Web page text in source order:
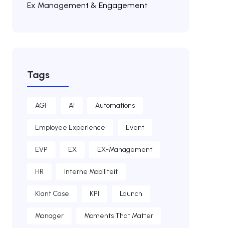
Ex Management & Engagement
Tags
AGF AI Automations
Employee Experience Event
EVP EX EX-Management
HR Interne Mobiliteit
Klant Case KPI Launch
Manager Moments That Matter